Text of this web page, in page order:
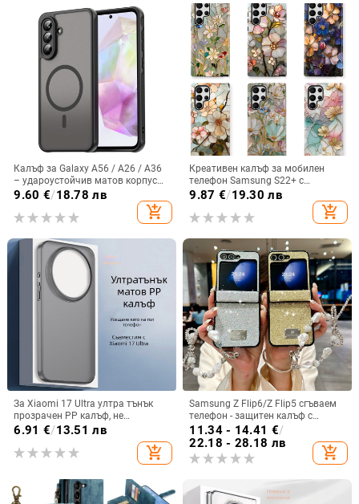
Калъф за Galaxy A56 / A26 / A36
– удароустойчив матов корпус
от PC+TPU с текстура на кожа
9.60 €/18.78 лв
add_shopping_cart
Креативен калъф за мобилен
телефон Samsung S22+ с
остъклено цвете, защита от
падане, Ultra Film Case за Apple
13
9.87 €/19.30 лв
add_shopping_cart
За Xiaomi 17 Ultra ултра тънък
прозрачен PP калъф, не
пожълтява, матиран финиш и
6.91 €/13.51 лв
add_shopping_cart
Samsung Z Flip6/Z Flip5 сгъваем
телефон - защитен калъф с
блестяща гривна
11.34 - 14.41 €/
22.18 - 28.18 лв
add_shopping_cart